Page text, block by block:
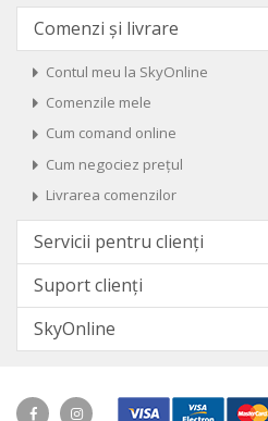
Comenzi și livrare
Contul meu la SkyOnline
Comenzile mele
Cum comand online
Cum negociez prețul
Livrarea comenzilor
Servicii pentru clienți
Suport clienți
SkyOnline